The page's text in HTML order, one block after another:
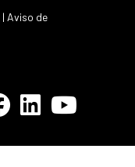
| Aviso de